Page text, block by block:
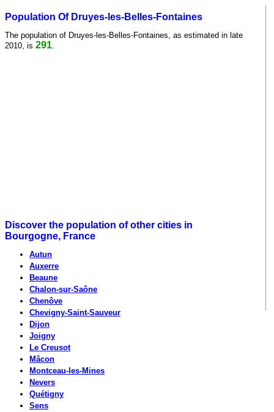
Population Of Druyes-les-Belles-Fontaines
The population of Druyes-les-Belles-Fontaines, as estimated in late
2010, is 291
Discover the population of other cities in
Bourgogne, France
Autun
Auxerre
Beaune
Chalon-sur-Saône
Chenôve
Chevigny-Saint-Sauveur
Dijon
Joigny
Le Creusot
Mâcon
Montceau-les-Mines
Nevers
Quétigny
Sens